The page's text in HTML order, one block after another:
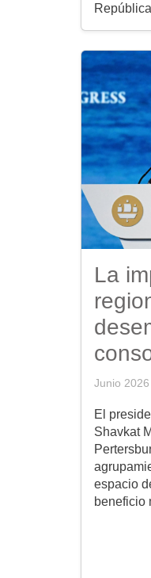
La
Junio 2026
El
Shavkat
espacio
beneficio